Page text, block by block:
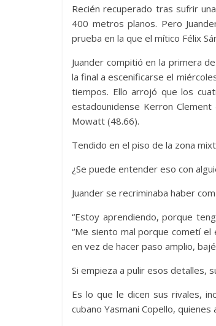
Recién recuperado tras sufrir
400 metros planos. Pero
prueba en la que el mítico Félix
Juander compitió en la primera
la final a escenificarse el
tiempos. Ello arrojó que los
estadounidense Kerron
Mowatt (48.66).
Tendido en el piso de la zona
¿Se puede entender eso con
Juander se recriminaba haber
“Estoy aprendiendo, porque
“Me siento mal porque cometí el
en vez de hacer paso amplio,
Si empieza a pulir esos detalles,
Es lo que le dicen sus rivales,
cubano Yasmani Copello,